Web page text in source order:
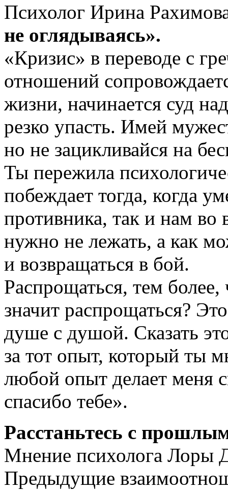
Психолог Ирина
не оглядываясь».
«Кризис» в переводе с
отношений
жизни, начинается суд
резко упасть. Имей
но не зацикливайся на
Ты пережила
побеждает тогда, когда
противника, так и нам
нужно не лежать, а как
и возвращаться в бой.
Распрощаться, тем
значит распрощаться?
душе с душой. Сказать
за тот опыт, который ты
любой опыт делает меня
спасибо тебе».
Расстаньтесь с
Мнение психолога Лоры
Предыдущие